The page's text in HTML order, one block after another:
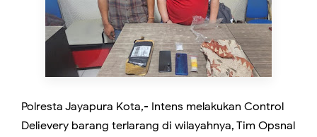
Polresta Jayapura Kota,- Intens melakukan Control
Delievery barang terlarang di wilayahnya, Tim Opsnal